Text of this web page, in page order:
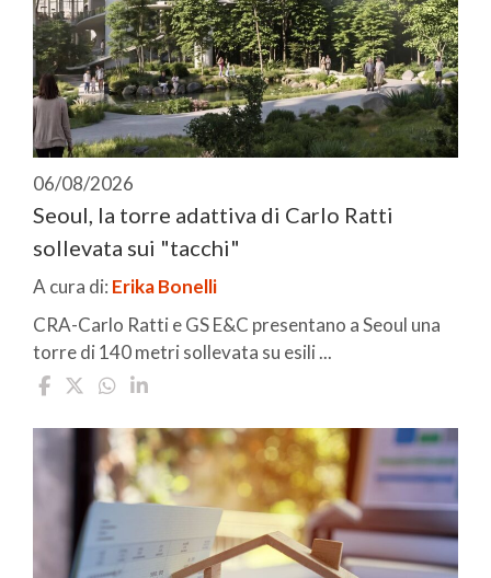
06/08/2026
Seoul, la torre adattiva di Carlo Ratti
sollevata sui "tacchi"
A cura di: Erika Bonelli
CRA-Carlo Ratti e GS E&C presentano a Seoul una
torre di 140 metri sollevata su esili ...